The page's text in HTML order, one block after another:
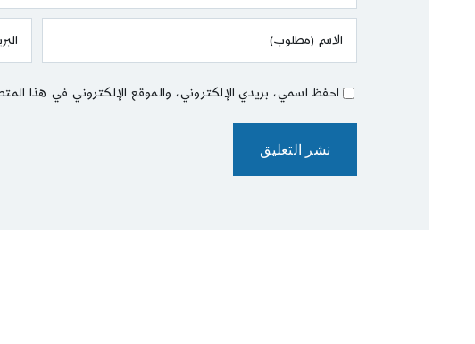
احفظ اسمي، بريدي الإلكتروني، والموقع الإلكتروني في هذا